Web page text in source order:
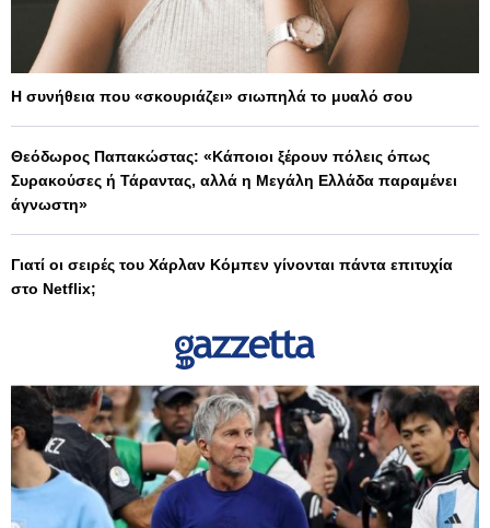
Η συνήθεια που «σκουριάζει» σιωπηλά το μυαλό σου
Θεόδωρος Παπακώστας: «Κάποιοι ξέρουν πόλεις όπως
Συρακούσες ή Τάραντας, αλλά η Μεγάλη Ελλάδα παραμένει
άγνωστη»
Γιατί οι σειρές του Χάρλαν Κόμπεν γίνονται πάντα επιτυχία
στο Netflix;